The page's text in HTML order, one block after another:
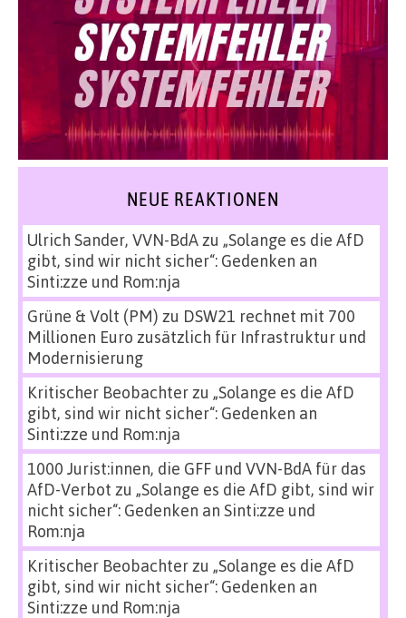
NEUE REAKTIONEN
Ulrich Sander, VVN-BdAzu „Solange es die AfD
gibt, sind wir nicht sicher“: Gedenken an
Sinti:zze und Rom:nja
Grüne & Volt (PM) zu DSW21 rechnet mit 700
Millionen Euro zusätzlich für Infrastruktur und
Modernisierung
Kritischer Beobachterzu „Solange es die AfD
gibt, sind wir nicht sicher“: Gedenken an
Sinti:zze und Rom:nja
1000 Jurist:innen, die GFF und VVN-BdA für das
AfD-Verbot zu „Solange es die AfD gibt, sind wir
nicht sicher“: Gedenken an Sinti:zze und
Rom:nja
Kritischer Beobachterzu „Solange es die AfD
gibt, sind wir nicht sicher“: Gedenken an
Sinti:zze und Rom:nja